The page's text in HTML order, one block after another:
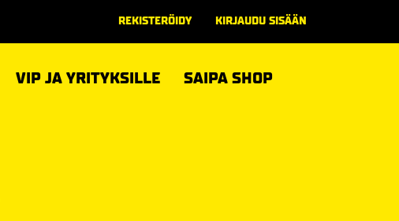
REKISTERÖIDY KIRJAUDU SISÄÄN
VIP JA YRITYKSILLE SAIPA SHOP